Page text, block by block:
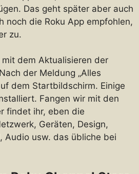
Das geht später aber auch
noch die Roku App empfohlen,
zu.
dem Aktualisieren der
der Meldung „Alles
dem Startbildschirm. Einige
Fangen wir mit den
findet ihr, eben die
Geräten, Design,
Audio usw. das übliche bei